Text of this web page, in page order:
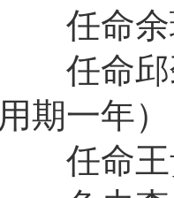
任命余璐
任命邱劲
用期一年）
任命王